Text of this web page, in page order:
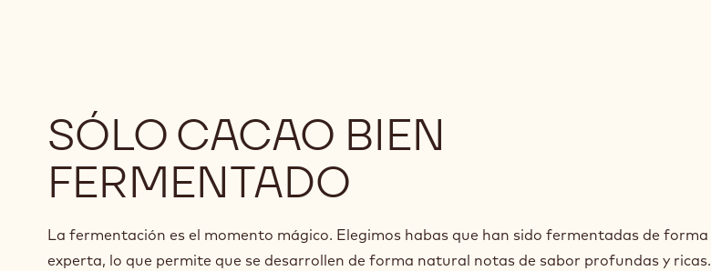
SÓLO CACAO BIEN
FERMENTADO
La fermentación es el momento mágico. Elegimos habas que han sido fermentadas de forma
experta, lo que permite que se desarrollen de forma natural notas de sabor profundas y ricas.